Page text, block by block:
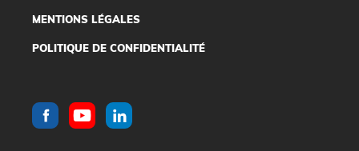
MENTIONS LÉGALES
POLITIQUE DE CONFIDENTIALITÉ